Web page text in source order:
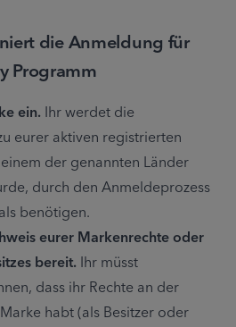
die Anmeldung für
Programm
ein. Ihr werdet die
eurer aktiven registrierten
der genannten Länder
durch den Anmeldeprozess
benötigen.
eurer Markenrechte oder
bereit. Ihr müsst
dass ihr Rechte an der
habt (als Besitzer oder